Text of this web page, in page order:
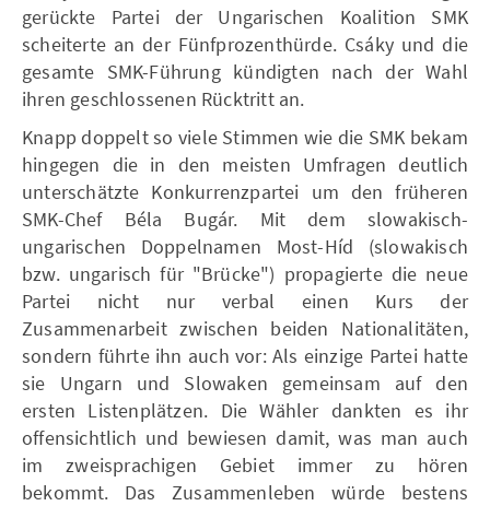
gerückte Partei der Ungarischen Koalition SMK
scheiterte an der Fünfprozenthürde. Csáky und die
gesamte SMK-Führung kündigten nach der Wahl
ihren geschlossenen Rücktritt an.
Knapp doppelt so viele Stimmen wie die SMK bekam
hingegen die in den meisten Umfragen deutlich
unterschätzte Konkurrenzpartei um den früheren
SMK-Chef Béla Bugár. Mit dem slowakisch-
ungarischen Doppelnamen Most-Híd (slowakisch
bzw. ungarisch für "Brücke") propagierte die neue
Partei nicht nur verbal einen Kurs der
Zusammenarbeit zwischen beiden Nationalitäten,
sondern führte ihn auch vor: Als einzige Partei hatte
sie Ungarn und Slowaken gemeinsam auf den
ersten Listenplätzen. Die Wähler dankten es ihr
offensichtlich und bewiesen damit, was man auch
im zweisprachigen Gebiet immer zu hören
bekommt. Das Zusammenleben würde bestens